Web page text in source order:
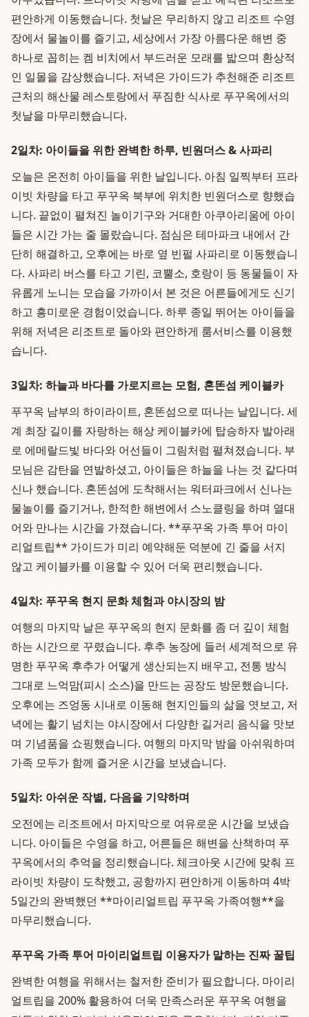
편안하게 이동했습니다. 첫날은 무리하지 않고 리조트 수영
장에서 물놀이를 즐기고, 세상에서 가장 아름다운 해변 중
하나로 꼽히는 켐 비치에서 부드러운 모래를 밟으며 환상적
인 일몰을 감상했습니다. 저녁은 가이드가 추천해준 리조트
근처의 해산물 레스토랑에서 푸짐한 식사로 푸꾸옥에서의
첫날을 마무리했습니다.
2일차: 아이들을 위한 완벽한 하루, 빈원더스 & 사파리
오늘은 온전히 아이들을 위한 날입니다. 아침 일찍부터 프라
이빗 차량을 타고 푸꾸옥 북부에 위치한 빈원더스로 향했습
니다. 끝없이 펼쳐진 놀이기구와 거대한 아쿠아리움에 아이
들은 시간 가는 줄 몰랐습니다. 점심은 테마파크 내에서 간
단히 해결하고, 오후에는 바로 옆 빈펄 사파리로 이동했습니
다. 사파리 버스를 타고 기린, 코뿔소, 호랑이 등 동물들이 자
유롭게 노니는 모습을 가까이서 본 것은 어른들에게도 신기
하고 흥미로운 경험이었습니다. 하루 종일 뛰어논 아이들을
위해 저녁은 리조트로 돌아와 편안하게 룸서비스를 이용했
습니다.
3일차: 하늘과 바다를 가로지르는 모험, 혼똔섬 케이블카
푸꾸옥 남부의 하이라이트, 혼똔섬으로 떠나는 날입니다. 세
계 최장 길이를 자랑하는 해상 케이블카에 탑승하자 발아래
로 에메랄드빛 바다와 어선들이 그림처럼 펼쳐졌습니다. 부
모님은 감탄을 연발하셨고, 아이들은 하늘을 나는 것 같다며
신나 했습니다. 혼똔섬에 도착해서는 워터파크에서 신나는
물놀이를 즐기거나, 한적한 해변에서 스노클링을 하며 열대
어와 만나는 시간을 가졌습니다. **푸꾸옥 가족 투어 마이
리얼트립** 가이드가 미리 예약해둔 덕분에 긴 줄을 서지
않고 케이블카를 이용할 수 있어 더욱 편리했습니다.
4일차: 푸꾸옥 현지 문화 체험과 야시장의 밤
여행의 마지막 날은 푸꾸옥의 현지 문화를 좀 더 깊이 체험
하는 시간으로 꾸렸습니다. 후추 농장에 들러 세계적으로 유
명한 푸꾸옥 후추가 어떻게 생산되는지 배우고, 전통 방식
그대로 느억맘(피시 소스)을 만드는 공장도 방문했습니다.
오후에는 즈엉동 시내로 이동해 현지인들의 삶을 엿보고, 저
녁에는 활기 넘치는 야시장에서 다양한 길거리 음식을 맛보
며 기념품을 쇼핑했습니다. 여행의 마지막 밤을 아쉬워하며
가족 모두가 함께 즐거운 시간을 보냈습니다.
5일차: 아쉬운 작별, 다음을 기약하며
오전에는 리조트에서 마지막으로 여유로운 시간을 보냈습
니다. 아이들은 수영을 하고, 어른들은 해변을 산책하며 푸
꾸옥에서의 추억을 정리했습니다. 체크아웃 시간에 맞춰 프
라이빗 차량이 도착했고, 공항까지 편안하게 이동하며 4박
5일간의 완벽했던 **마이리얼트립 푸꾸옥 가족여행**을
마무리했습니다.
푸꾸옥 가족 투어 마이리얼트립 이용자가 말하는 진짜 꿀팁
완벽한 여행을 위해서는 철저한 준비가 필요합니다. 마이리
얼트립을 200% 활용하여 더욱 만족스러운 푸꾸옥 여행을